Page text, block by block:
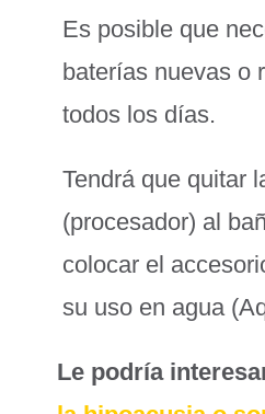
Es posible que
baterías nuevas o
todos los días.
Tendrá que quitar
(procesador) al
colocar el
su uso en agua
Le podría